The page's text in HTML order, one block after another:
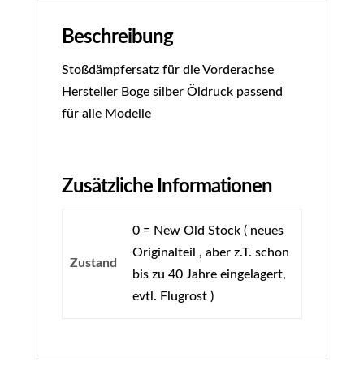
Beschreibung
Stoßdämpfersatz für die Vorderachse
Hersteller Boge silber Öldruck passend
für alle Modelle
Zusätzliche Informationen
Zustand
0 = New Old Stock ( neues
Originalteil , aber z.T. schon
bis zu 40 Jahre eingelagert,
evtl. Flugrost )